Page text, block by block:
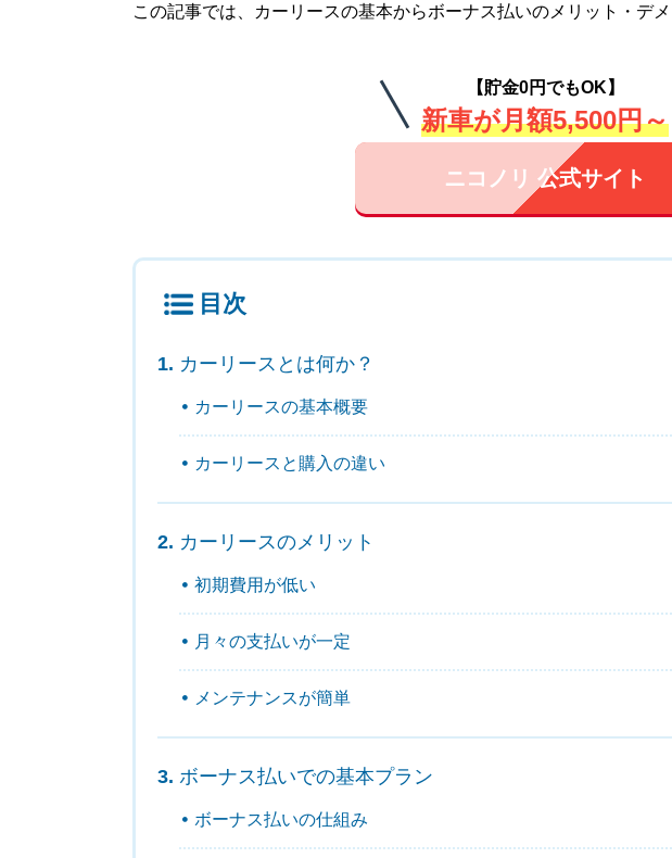
この記事では、カーリースの基本からボーナス払いのメリット・デ
【貯金0円でもOK】
新車が月額5,500円～
ニコノリ 公式サイト
目次
カーリースとは何か？
カーリースの基本概要
カーリースと購入の違い
カーリースのメリット
初期費用が低い
月々の支払いが一定
メンテナンスが簡単
ボーナス払いでの基本プラン
ボーナス払いの仕組み